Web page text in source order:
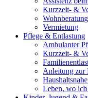
Kurzzeit- &
Wohnberatung
Vermietung
Pflege & Entlastung
Ambulanter
Kurzzeit- &
Anleitung zur
Leben, wo